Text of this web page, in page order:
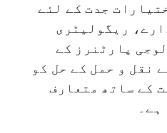
جدت کے لئے
ریگولیٹری
پارٹنرز کے
نقل و حمل کے حل کو
کے ساتھ متعارف